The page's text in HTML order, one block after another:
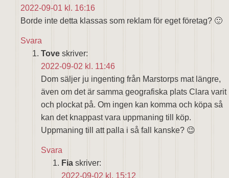
2022-09-01 kl. 16:16
Borde inte detta klassas som reklam för eget företag? 🙂
Svara
Tove skriver:
2022-09-02 kl. 11:46
Dom säljer ju ingenting från Marstorps mat längre,
även om det är samma geografiska plats Clara varit
och plockat på. Om ingen kan komma och köpa så
kan det knappast vara uppmaning till köp.
Uppmaning till att palla i så fall kanske? 😉
Svara
Fia skriver:
2022-09-02 kl. 15:12